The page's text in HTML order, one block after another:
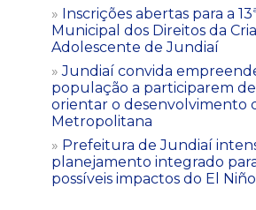
Inscrições abertas para a
Municipal dos Direitos da
Adolescente de Jundiaí
Jundiaí convida
população a participarem
orientar o desenvolvimento
Metropolitana
Prefeitura de Jundiaí
planejamento integrado
possíveis impactos do El Niño